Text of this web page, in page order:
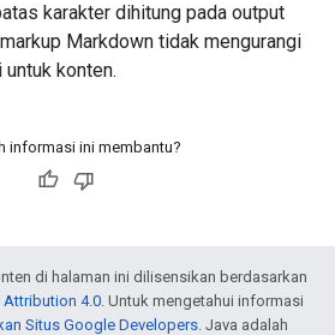
karakter dihitung pada output
Markdown tidak mengurangi
konten.
informasi ini membantu?
di halaman ini dilisensikan berdasarkan
Attribution 4.0. Untuk mengetahui informasi
Situs Google Developers. Java adalah